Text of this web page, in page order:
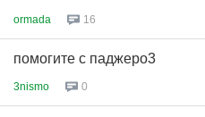
ormada 16
помогите с паджеро3
3nismo 0